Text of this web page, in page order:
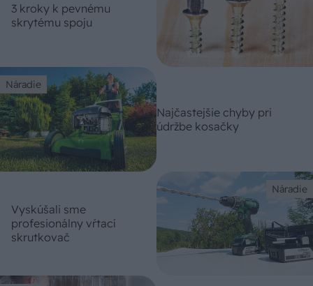
3 kroky k pevnému
skrytému spoju
Náradie
Najčastejšie chyby pri
údržbe kosačky
Náradie
Vyskúšali sme
profesionálny vŕtací
skrutkovač